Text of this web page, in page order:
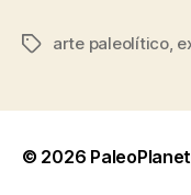
Etiquetas
arte paleolítico,
© 2026